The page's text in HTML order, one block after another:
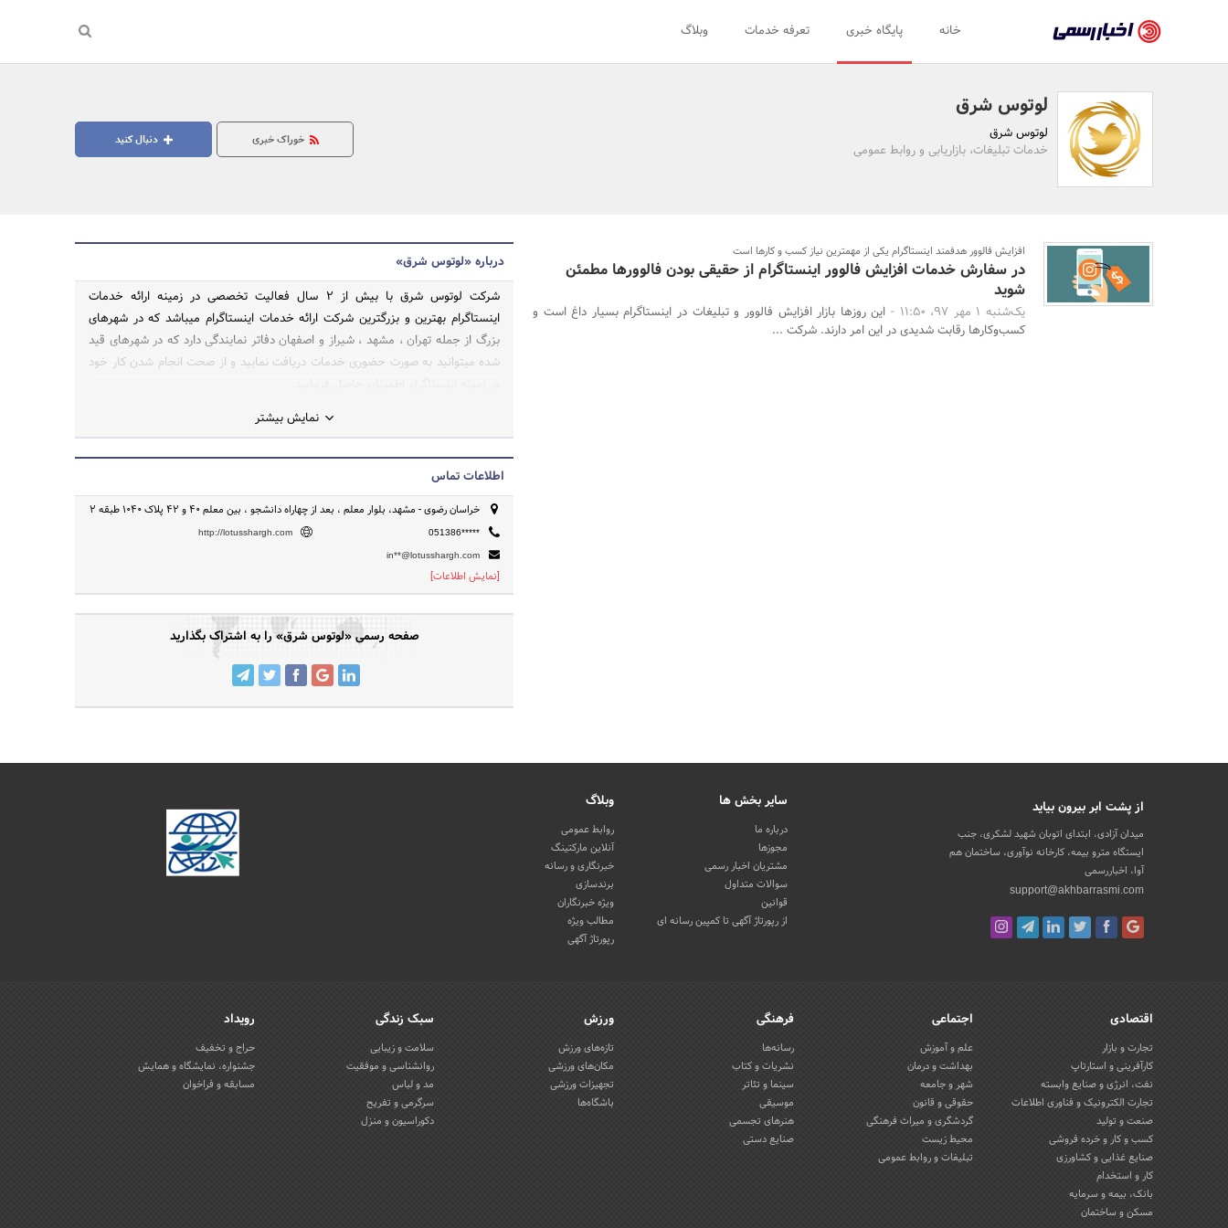
رسمی
-
اخبار
تایید
سازمان‌ها
روابط
عمومی‌ها
خانه پایگاه خبری تعرفه خدمات وبلاگ
جستجو
لوتوس شرق
لوتوس شرق
خدمات تبلیغات، بازاریابی و روابط عمومی
دنبال کنید خوراک خبری
افزایش فالوور هدفمند اینستاگرام یکی از مهمترین نیاز کسب و کارها است
در سفارش خدمات افزایش فالوور اینستاگرام از حقیقی بودن فالوورها مطمئن
شوید
یک‌شنبه 1 مهر 97، 11:50 -
این روزها بازار افزایش فالوور و تبلیغات در اینستاگرام بسیار داغ است و
کسب‌وکارها رقابت شدیدی در این امر دارند. شرکت‌ ...
درباره «لوتوس شرق»
شرکت لوتوس شرق با بیش از ۲ سال فعالیت تخصصی در زمینه ارائه خدمات
اینستاگرام بهترین و بزرگترین شرکت ارائه خدمات اینستاگرام میباشد که در شهرهای
بزرگ از جمله تهران ، مشهد ، شیراز و اصفهان دفاتر نمایندگی دارد که در شهرهای قید
شده میتوانید به صورت حضوری خدمات دریافت نمایید و از صحت انجام شدن کار خود
نمایش بیشتر
اطلاعات تماس
خراسان رضوی - مشهد، بلوار معلم ، بعد از چهاراه دانشجو ، بین معلم 40 و 42 پلاک 1040 طبقه 2
051386*****
http://lotusshargh.com
in**@lotusshargh.com
[نمایش اطلاعات]
صفحه رسمی «لوتوس شرق» را به اشتراک بگذارید
از پشت ابر بیرون بیاید
میدان آزادی، ابتدای اتوبان شهید لشکری، جنب
ایستگاه مترو بیمه، کارخانه نوآوری، ساختمان هم
آوا، اخباررسمی
support@akhbarrasmi.com
سایر بخش ها
درباره ما
مجوزها
مشتریان اخبار رسمی
سوالات متداول
قوانین
از رپورتاژ آگهی تا کمپین رسانه ای
وبلاگ
روابط عمومی
آنلاین مارکتینگ
خبرنگاری و رسانه
برندسازی
ویژه خبرنگاران
مطالب ویژه
رپورتاژ آگهی
اقتصادی
تجارت و بازار
کارآفرینی و استارتاپ
نفت، انرژی و صنایع وابسته
تجارت الکترونیک و فناوری اطلاعات
صنعت و تولید
کسب و کار و خرده فروشی
صنایع غذایی و کشاورزی
کار و استخدام
بانک، بیمه و سرمایه
مسکن و ساختمان
اجتماعی
علم و آموزش
بهداشت و درمان
شهر و جامعه
حقوقی و قانون
گردشگری و میراث فرهنگی
محیط زیست
تبلیغات و روابط عمومی
فرهنگی
رسانه‌ها
نشریات و کتاب
سینما و تئاتر
موسیقی
هنرهای تجسمی
صنایع دستی
ورزش
تازه‌های ورزش
مکان‌های ورزشی
تجهیزات ورزشی
باشگاه‌ها
سبک زندگی
سلامت و زیبایی
روانشناسی و موفقیت
مد و لباس
سرگرمی و تفریح
دکوراسیون و منزل
رویداد
حراج و تخفیف
جشنواره، نمایشگاه و همایش
مسابقه و فراخوان